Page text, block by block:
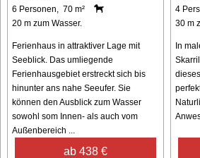
6 Personen, 70 m²
20 m zum Wasser.
Ferienhaus in attraktiver Lage mit
Seeblick. Das umliegende
Ferienhausgebiet erstreckt sich bis
hinunter ans nahe Seeufer. Sie
können den Ausblick zum Wasser
sowohl som Innen- als auch vom
Außenbereich ...
ab 438 €
4
30 m
In